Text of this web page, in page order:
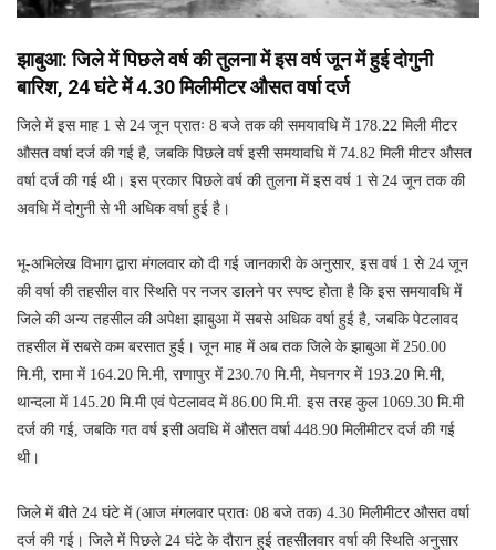
झाबुआ: जिले में पिछले वर्ष की तुलना में इस वर्ष जून में हुई दोगुनी
बारिश, 24 घंटे में 4.30 मिलीमीटर औसत वर्षा दर्ज
जिले में इस माह 1 से 24 जून प्रातः 8 बजे तक की समयावधि में 178.22 मिली मीटर
औसत वर्षा दर्ज की गई है, जबकि पिछले वर्ष इसी समयावधि में 74.82 मिली मीटर औसत
वर्षा दर्ज की गई थी। इस प्रकार पिछले वर्ष की तुलना में इस वर्ष 1 से 24 जून तक की
अवधि में दोगुनी से भी अधिक वर्षा हुई है।
भू-अभिलेख विभाग द्वारा मंगलवार को दी गई जानकारी के अनुसार, इस वर्ष 1 से 24 जून
की वर्षा की तहसील वार स्थिति पर नजर डालने पर स्पष्ट होता है कि इस समयावधि में
जिले की अन्य तहसील की अपेक्षा झाबुआ में सबसे अधिक वर्षा हुई है, जबकि पेटलावद
तहसील में सबसे कम बरसात हुई। जून माह में अब तक जिले के झाबुआ में 250.00
मि.मी, रामा में 164.20 मि.मी, राणापुर में 230.70 मि.मी, मेघनगर में 193.20 मि.मी,
थान्दला में 145.20 मि.मी एवं पेटलावद में 86.00 मि.मी. इस तरह कुल 1069.30 मि.मी
दर्ज की गई, जबकि गत वर्ष इसी अवधि में औसत वर्षा 448.90 मिलीमीटर दर्ज की गई
थी।
जिले में बीते 24 घंटे में (आज मंगलवार प्रातः 08 बजे तक) 4.30 मिलीमीटर औसत वर्षा
दर्ज की गई। जिले में पिछले 24 घंटे के दौरान हुई तहसीलवार वर्षा की स्थिति अनुसार